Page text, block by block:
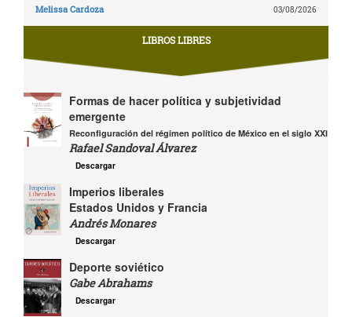
Melissa Cardoza 03/08/2026
LIBROS LIBRES
Formas de hacer política y subjetividad
emergente
Reconfiguración del régimen político de México en el siglo XXI
Rafael Sandoval Álvarez
Descargar
Imperios liberales
Estados Unidos y Francia
Andrés Monares
Descargar
Deporte soviético
Gabe Abrahams
Descargar